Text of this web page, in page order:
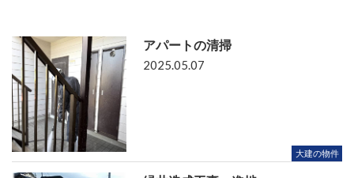
アパートの清掃
大建の物件
2025.05.07